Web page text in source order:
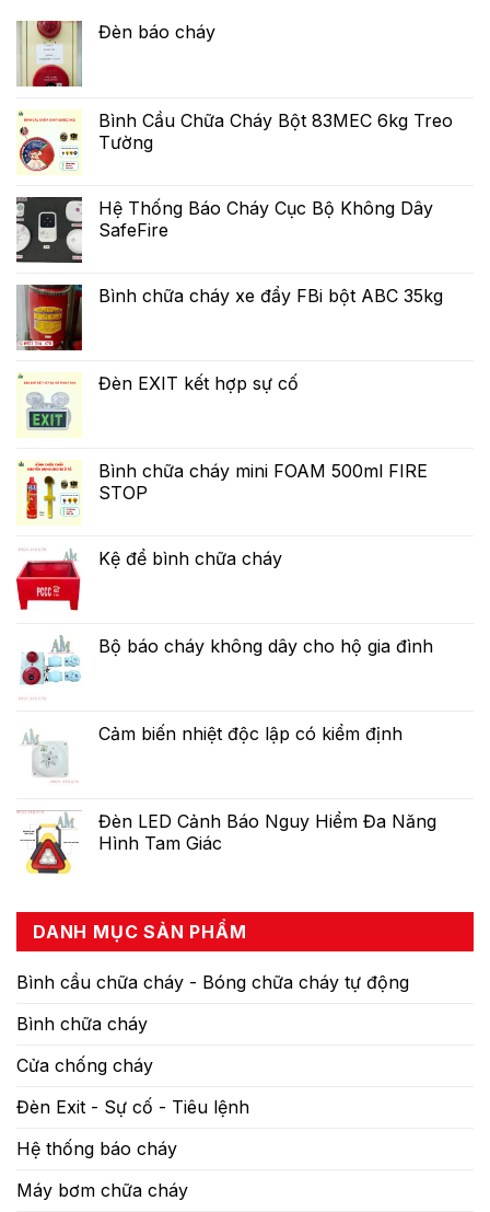
Đèn báo cháy
Bình Cầu Chữa Cháy Bột 83MEC 6kg Treo
Tường
Hệ Thống Báo Cháy Cục Bộ Không Dây
SafeFire
Bình chữa cháy xe đẩy FBi bột ABC 35kg
Đèn EXIT kết hợp sự cố
Bình chữa cháy mini FOAM 500ml FIRE
STOP
Kệ để bình chữa cháy
Bộ báo cháy không dây cho hộ gia đình
Cảm biến nhiệt độc lập có kiểm định
Đèn LED Cảnh Báo Nguy Hiểm Đa Năng
Hình Tam Giác
DANH MỤC SẢN PHẨM
Bình cầu chữa cháy - Bóng chữa cháy tự động
Bình chữa cháy
Cửa chống cháy
Đèn Exit - Sự cố - Tiêu lệnh
Hệ thống báo cháy
Máy bơm chữa cháy